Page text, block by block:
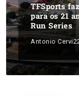
TFSports
para os 21
Run Series
Antonio Cervi